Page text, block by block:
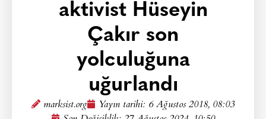
aktivist Hüseyin
Çakır son
yolculuğuna
uğurlandı
marksist.org Yayın tarihi: 6 Ağustos 2018, 08:03